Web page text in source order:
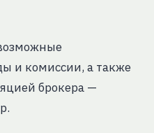
и комиссии, а также
брокера —